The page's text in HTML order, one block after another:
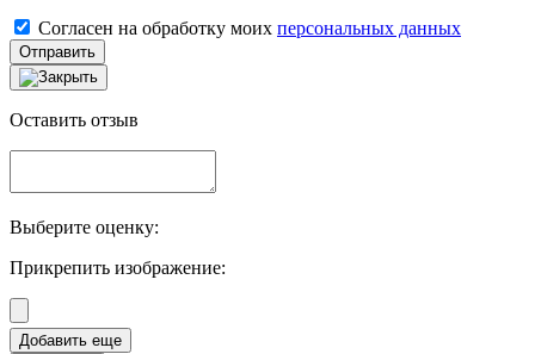
Согласен на обработку моих персональных данных
Отправить
Оставить отзыв
Выберите оценку:
Прикрепить изображение: